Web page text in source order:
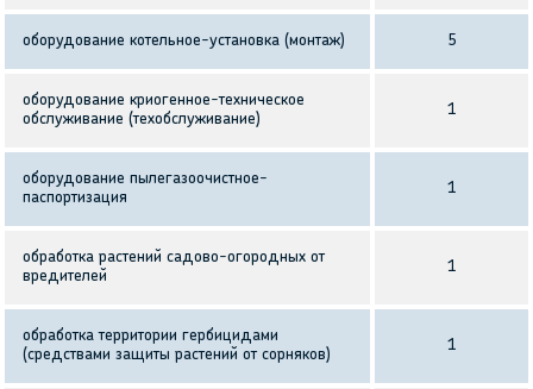
оборудование котельное-установка (монтаж) 5
оборудование криогенное-техническое
обслуживание (техобслуживание)
1
оборудование пылегазоочистное-
паспортизация
1
обработка растений садово-огородных от
вредителей
1
обработка территории гербицидами
(средствами защиты растений от сорняков)
1